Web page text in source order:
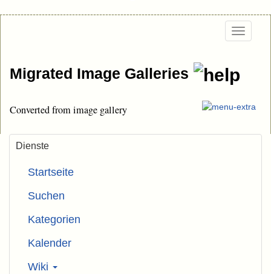
Migrated Image Galleries
Converted from image gallery
Dienste
Startseite
Suchen
Kategorien
Kalender
Wiki